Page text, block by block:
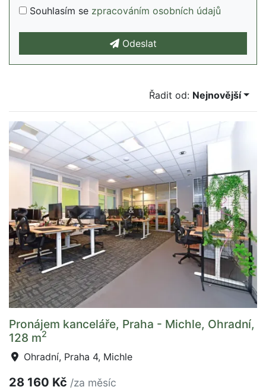
Souhlasím se zpracováním osobních údajů
Odeslat
Řadit od: Nejnovější
Pronájem kanceláře, Praha - Michle, Ohradní,
128 m2
Ohradní, Praha 4, Michle
28 160 Kč /za měsíc